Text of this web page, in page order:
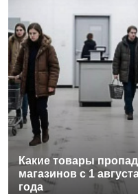
Какие товары
магазинов с 1
года